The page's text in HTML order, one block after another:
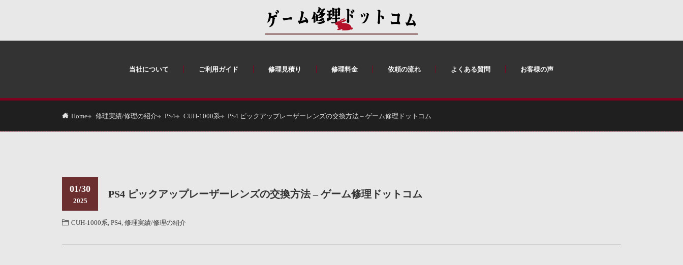
当社について ご利用ガイド 修理見積り 修理料金 依頼の流れ よくある質問 お客様の声
Home 修理実績/修理の紹介 PS4 CUH-1000系 PS4 ピックアップレーザーレンズの交換方法 – ゲーム修理ドットコム
01/30
2025
PS4 ピックアップレーザーレンズの交換方法 – ゲーム修理ドットコム
CUH-1000系, PS4, 修理実績/修理の紹介